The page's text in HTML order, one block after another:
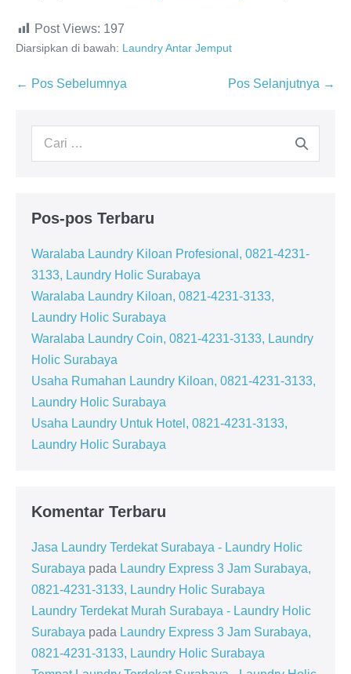
Post Views: 197
Diarsipkan di bawah: Laundry Antar Jemput
Navigasi
← Pos Sebelumnya Pos Selanjutnya →
Pencarian
Pos-pos Terbaru
Waralaba Laundry Kiloan Profesional, 0821-4231-
3133, Laundry Holic Surabaya
Waralaba Laundry Kiloan, 0821-4231-3133,
Laundry Holic Surabaya
Waralaba Laundry Coin, 0821-4231-3133, Laundry
Holic Surabaya
Usaha Rumahan Laundry Kiloan, 0821-4231-3133,
Laundry Holic Surabaya
Usaha Laundry Untuk Hotel, 0821-4231-3133,
Laundry Holic Surabaya
Komentar Terbaru
Jasa Laundry Terdekat Surabaya - Laundry Holic
Surabaya pada Laundry Express 3 Jam Surabaya,
0821-4231-3133, Laundry Holic Surabaya
Laundry Terdekat Murah Surabaya - Laundry Holic
Surabaya pada Laundry Express 3 Jam Surabaya,
0821-4231-3133, Laundry Holic Surabaya